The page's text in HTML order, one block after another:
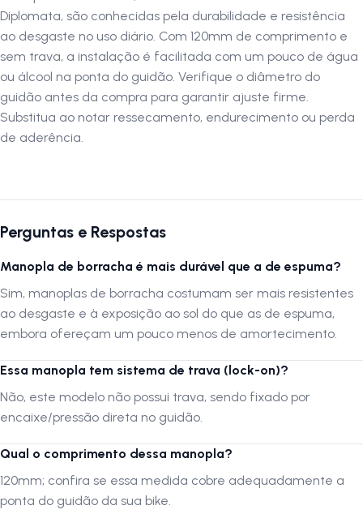
Por que comprar este produto?
manopla Wester Diplomata
oferece excelente aderência, conforto
e resistência, garantindo mais controle e segurança durante as
pedaladas. Seu design ergonômico reduz o cansaço nas mãos,
tornando-a perfeita para percursos mais longos. O acabamento em
borracha de alta durabilidade garante uma vida útil prolongada, sendo
a escolha certa para quem busca desempenho e estilo.
serviço não especializado, é crucial que a montagem seja verificada
por uma oficina especializada para confirmar que foi realizada
adequadamente.
A LOJA NA PISTA não se responsabiliza por montagens, instalações,
subir escadas ou transporte por guinchos para apartamentos.
Verifique as dimensões do produto e certifique-se que o mesmo passa
por portas, corredores e elevadores. Verifique limitações do produto
com o fabricante, se seus componentes e funcionalidades atendem a
sua necessidade.
Siga-nos no Instagram: @lojanapista
Assista nosso canal no YouTube: Lojanapista
Diplomata, são conhecidas pela durabilidade e resistência
ao desgaste no uso diário. Com 120mm de comprimento e
sem trava, a instalação é facilitada com um pouco de água
ou álcool na ponta do guidão. Verifique o diâmetro do
guidão antes da compra para garantir ajuste firme.
Substitua ao notar ressecamento, endurecimento ou perda
de aderência.
Perguntas e Respostas
Manopla de borracha é mais durável que a de espuma?
Sim, manoplas de borracha costumam ser mais resistentes
ao desgaste e à exposição ao sol do que as de espuma,
embora ofereçam um pouco menos de amortecimento.
Essa manopla tem sistema de trava (lock-on)?
Não, este modelo não possui trava, sendo fixado por
encaixe/pressão direta no guidão.
Qual o comprimento dessa manopla?
120mm; confira se essa medida cobre adequadamente a
ponta do guidão da sua bike.